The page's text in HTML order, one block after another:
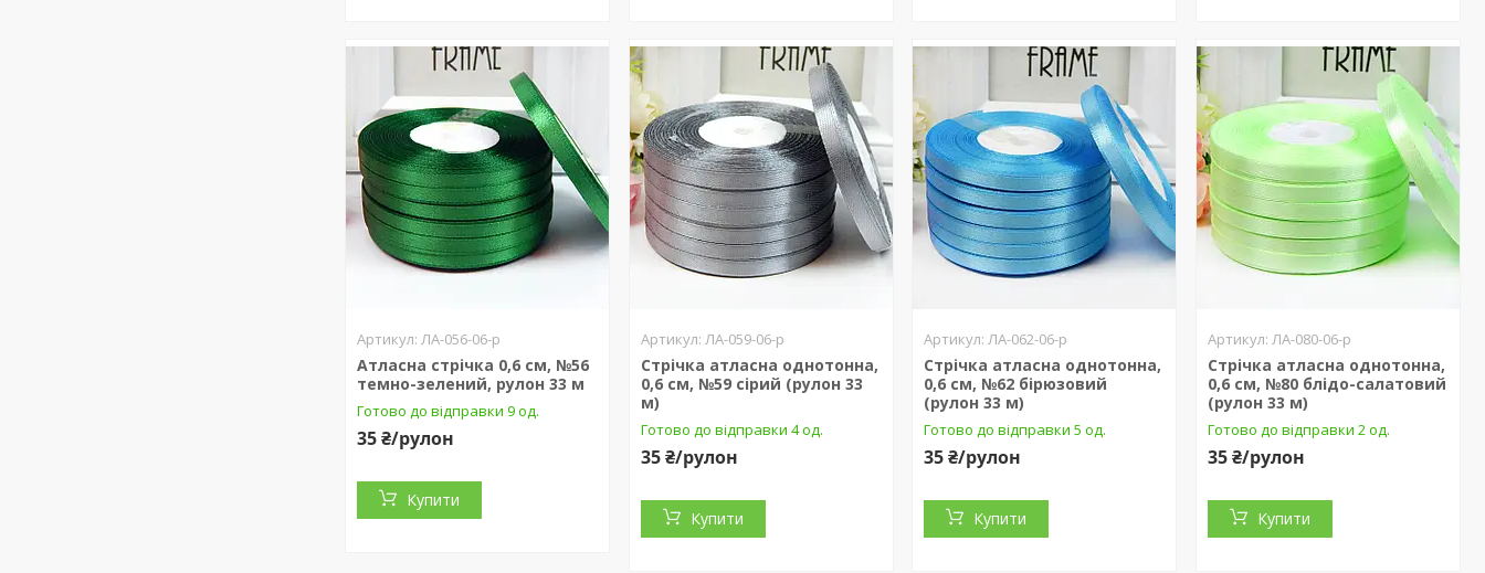
ЛА-056-06-р
Атласна стрічка 0,6 см, №56
темно-зелений, рулон 33 м
Готово до відправки 9 од.
35 ₴/рулон
Купити
ЛА-059-06-р
Стрічка атласна однотонна,
0,6 см, №59 сірий (рулон 33
м)
Готово до відправки 4 од.
35 ₴/рулон
Купити
ЛА-062-06-р
Стрічка атласна однотонна,
0,6 см, №62 бірюзовий
(рулон 33 м)
Готово до відправки 5 од.
35 ₴/рулон
Купити
ЛА-080-06-р
Стрічка атласна однотонна,
0,6 см, №80 блідо-салатовий
(рулон 33 м)
Готово до відправки 2 од.
35 ₴/рулон
Купити